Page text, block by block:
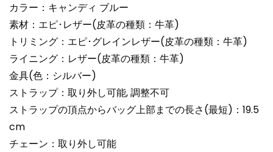
カラー：キャンディ ブルー
素材：エピ･レザー(皮革の種類：牛革)
トリミング：エピ･グレインレザー(皮革の種類：牛革)
ライニング：レザー(皮革の種類：牛革)
金具(色：シルバー)
ストラップ：取り外し可能, 調整不可
ストラップの頂点からバッグ上部までの長さ(最短)：19.5
cm
チェーン：取り外し可能